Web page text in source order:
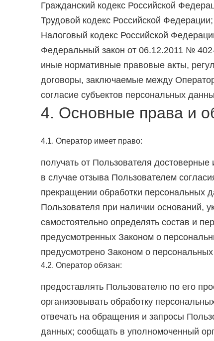
Гражданский кодекс Российской
Трудовой кодекс Российской Федерации;
Налоговый кодекс Российской
Федеральный закон от 06.12.2011 №
иные нормативные правовые акты,
договоры, заключаемые между
согласие субъектов персональных
4. Основные права и
4.1. Оператор имеет право:
получать от Пользователя
в случае отзыва Пользователем
прекращении обработки персональных
Пользователя при наличии оснований,
самостоятельно определять состав и
предусмотренных Законом о
предусмотрено Законом о
4.2. Оператор обязан:
предоставлять Пользователю по его
организовывать обработку
отвечать на обращения и запросы
данных; сообщать в уполномоченный